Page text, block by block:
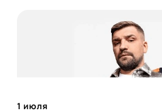
1 июля